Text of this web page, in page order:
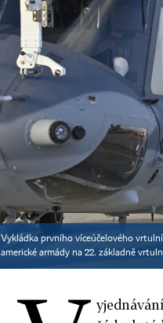
Vykládka prvního víceúčelového
americké armády na 22. základně